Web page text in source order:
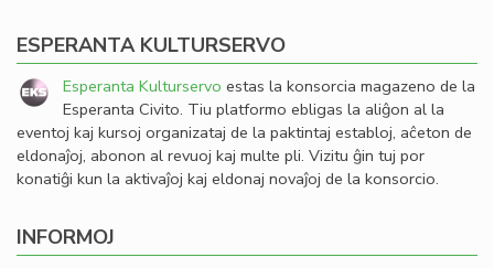
ESPERANTA KULTURSERVO
Esperanta Kulturservo estas la konsorcia magazeno de la
Esperanta Civito. Tiu platformo ebligas la aliĝon al la
eventoj kaj kursoj organizataj de la paktintaj establoj, aĉeton de
eldonaĵoj, abonon al revuoj kaj multe pli. Vizitu ĝin tuj por
konatiĝi kun la aktivaĵoj kaj eldonaj novaĵoj de la konsorcio.
INFORMOJ